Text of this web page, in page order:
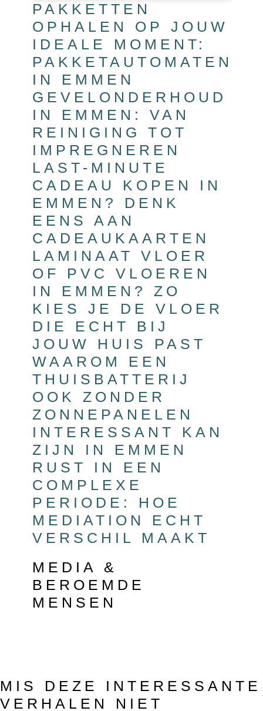
PAKKETTEN
OPHALEN OP JOUW
IDEALE MOMENT:
PAKKETAUTOMATEN
IN EMMEN
GEVELONDERHOUD
IN EMMEN: VAN
REINIGING TOT
IMPREGNEREN
LAST-MINUTE
CADEAU KOPEN IN
EMMEN? DENK
EENS AAN
CADEAUKAARTEN
LAMINAAT VLOER
OF PVC VLOEREN
IN EMMEN? ZO
KIES JE DE VLOER
DIE ECHT BIJ
JOUW HUIS PAST
WAAROM EEN
THUISBATTERIJ
OOK ZONDER
ZONNEPANELEN
INTERESSANT KAN
ZIJN IN EMMEN
RUST IN EEN
COMPLEXE
PERIODE: HOE
MEDIATION ECHT
VERSCHIL MAAKT
MEDIA &
BEROEMDE
MENSEN
MIS DEZE INTERESSANTE
VERHALEN NIET